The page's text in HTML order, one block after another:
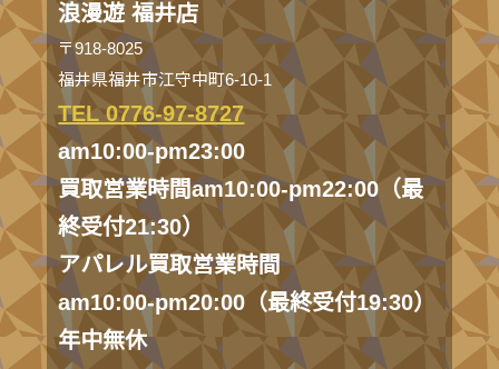
浪漫遊 福井店
〒918-8025
福井県福井市江守中町6-10-1
TEL 0776-97-8727
am10:00-pm23:00
買取営業時間am10:00-pm22:00（最
終受付21:30）
アパレル買取営業時間
am10:00-pm20:00（最終受付19:30）
年中無休